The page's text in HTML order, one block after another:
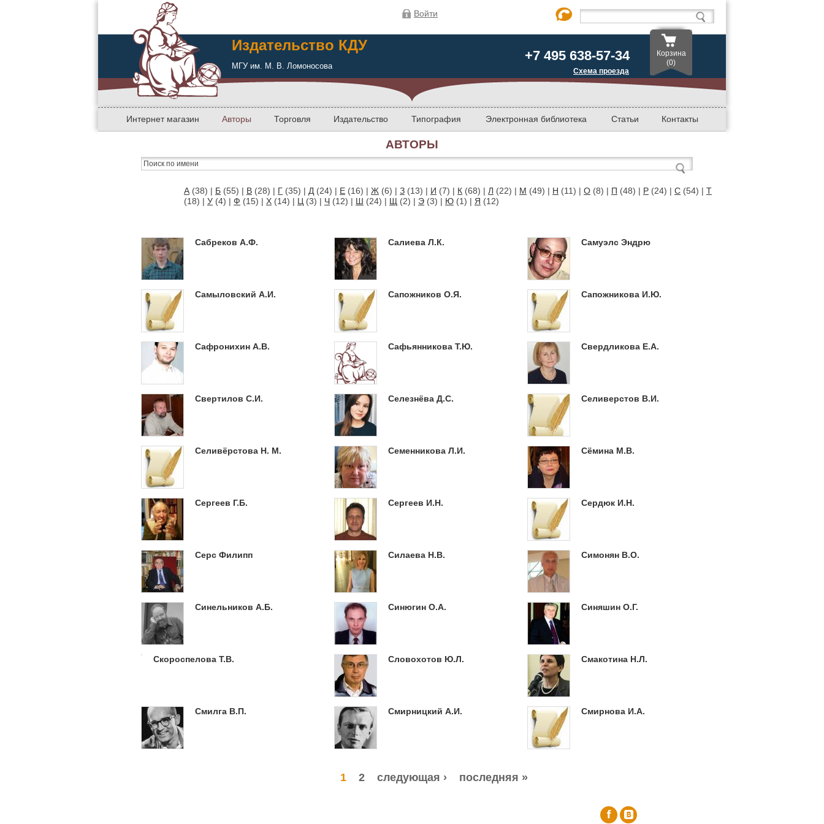
Издательство КДУ
МГУ им. М. В. Ломоносова
Войти
+7 495 638-57-34
Схема проезда
Корзина
(0)
Интернет магазин Авторы Торговля Издательство Типография Электронная библиотека Статьи Контакты
АВТОРЫ
А (38) | Б (55) | В (28) | Г (35) | Д (24) | Е (16) | Ж (6) | З (13) | И (7) | К (68) | Л (22) | М (49) | Н (11) | О (8) | П (48) | Р (24) | С (54) | Т
(18) | У (4) | Ф (15) | Х (14) | Ц (3) | Ч (12) | Ш (24) | Щ (2) | Э (3) | Ю (1) | Я (12)
Сабреков А.Ф. Салиева Л.К. Самуэлс Эндрю
Самыловский А.И. Сапожников О.Я. Сапожникова И.Ю.
Сафронихин А.В. Сафьянникова Т.Ю. Свердликова Е.А.
Свертилов С.И. Селезнёва Д.С. Селиверстов В.И.
Селивёрстова Н. М. Семенникова Л.И. Сёмина М.В.
Сергеев Г.Б. Сергеев И.Н. Сердюк И.Н.
Серс Филипп Силаева Н.В. Симонян В.О.
Синельников А.Б. Синюгин О.А. Синяшин О.Г.
Скороспелова Т.В. Словохотов Ю.Л. Смакотина Н.Л.
Смилга В.П. Смирницкий А.И. Смирнова И.А.
1 2 следующая › последняя »